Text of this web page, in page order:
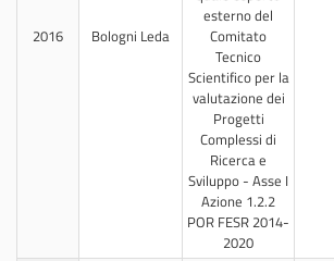
2016 Bologni Leda
esterno del
Comitato
Tecnico
Scientifico per la
valutazione dei
Progetti
Complessi di
Ricerca e
Sviluppo - Asse I
Azione 1.2.2
POR FESR 2014-
2020